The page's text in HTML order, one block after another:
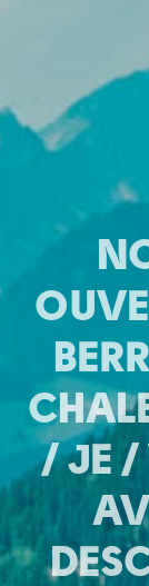
/ JE /
/ JE /
/ JE /